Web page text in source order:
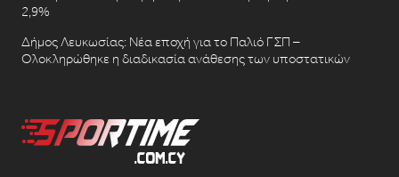
2,9%
Δήμος Λευκωσίας: Νέα εποχή για το Παλιό ΓΣΠ –
Ολοκληρώθηκε η διαδικασία ανάθεσης των υποστατικών